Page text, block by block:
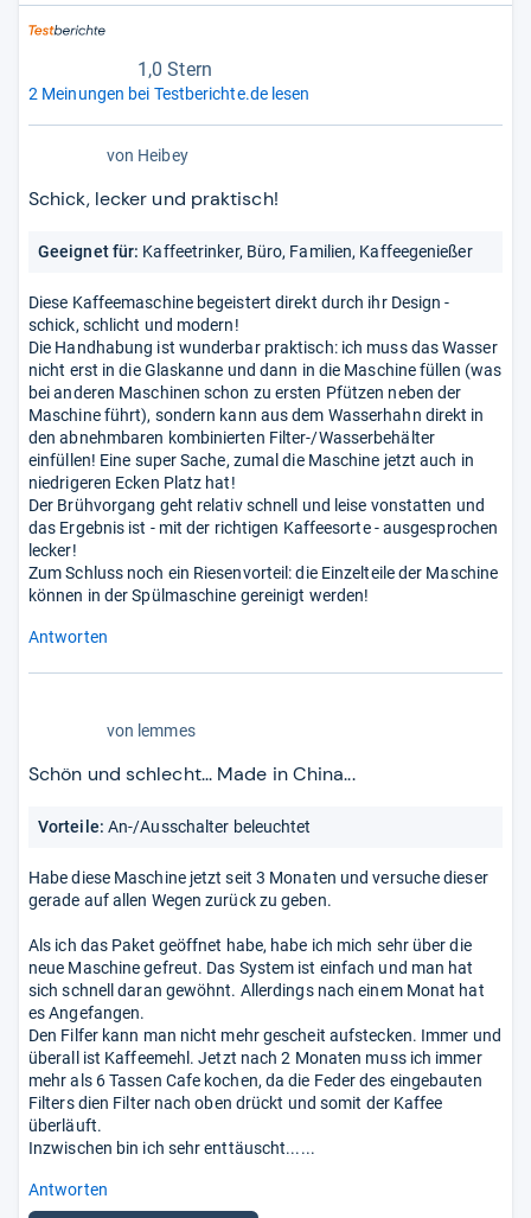
1,0 Stern
2 Meinungen bei Testberichte.de lesen
von Heibey
Schick, lecker und praktisch!
Geeignet für: Kaffeetrinker, Büro, Familien, Kaffeegenießer
Diese Kaffeemaschine begeistert direkt durch ihr Design -
schick, schlicht und modern!
Die Handhabung ist wunderbar praktisch: ich muss das Wasser
nicht erst in die Glaskanne und dann in die Maschine füllen (was
bei anderen Maschinen schon zu ersten Pfützen neben der
Maschine führt), sondern kann aus dem Wasserhahn direkt in
den abnehmbaren kombinierten Filter-/Wasserbehälter
einfüllen! Eine super Sache, zumal die Maschine jetzt auch in
niedrigeren Ecken Platz hat!
Der Brühvorgang geht relativ schnell und leise vonstatten und
das Ergebnis ist - mit der richtigen Kaffeesorte - ausgesprochen
lecker!
Zum Schluss noch ein Riesenvorteil: die Einzelteile der Maschine
können in der Spülmaschine gereinigt werden!
Antworten
5
von lemmes
Schön und schlecht... Made in China...
Vorteile: An-/Ausschalter beleuchtet
Habe diese Maschine jetzt seit 3 Monaten und versuche dieser
gerade auf allen Wegen zurück zu geben.
Als ich das Paket geöffnet habe, habe ich mich sehr über die
neue Maschine gefreut. Das System ist einfach und man hat
sich schnell daran gewöhnt. Allerdings nach einem Monat hat
es Angefangen.
Den Filfer kann man nicht mehr gescheit aufstecken. Immer und
überall ist Kaffeemehl. Jetzt nach 2 Monaten muss ich immer
mehr als 6 Tassen Cafe kochen, da die Feder des eingebauten
Filters dien Filter nach oben drückt und somit der Kaffee
überläuft.
Inzwischen bin ich sehr enttäuscht......
Antworten